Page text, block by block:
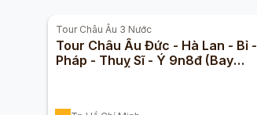
Tour Châu Âu 3 Nước
Tour Châu Âu Đức - Hà Lan - Bỉ -
Pháp - Thuỵ Sĩ - Ý 9n8đ (Bay